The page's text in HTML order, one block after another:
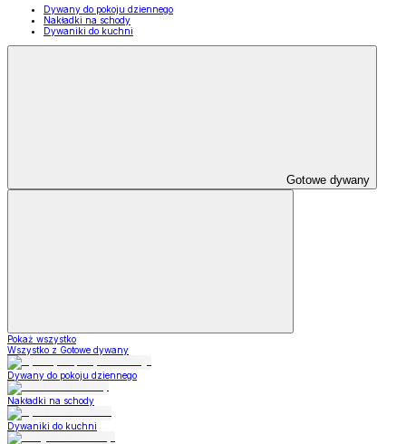
Dywany do pokoju dziennego
Nakładki na schody
Dywaniki do kuchni
Gotowe dywany
Pokaż wszystko
Wszystko z Gotowe dywany
Dywany do pokoju dziennego
Nakładki na schody
Dywaniki do kuchni